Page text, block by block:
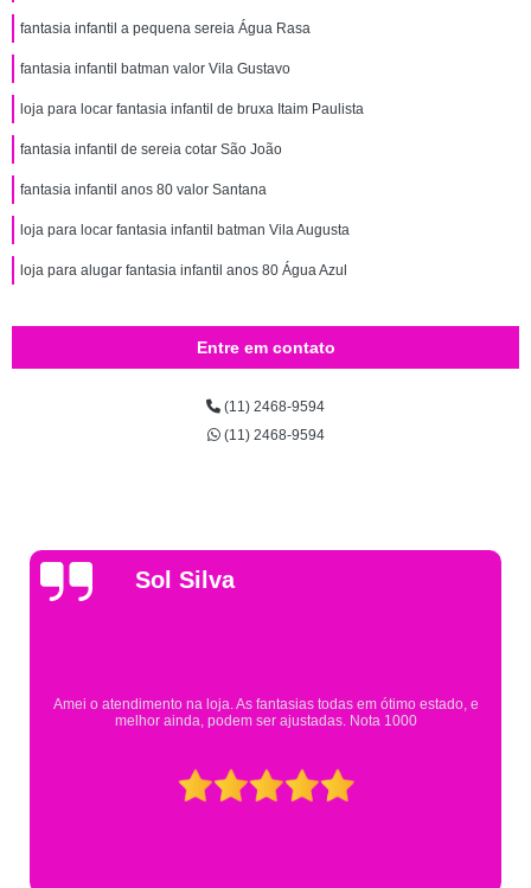
fantasia infantil a pequena sereia Água Rasa
fantasia infantil batman valor Vila Gustavo
loja para locar fantasia infantil de bruxa Itaim Paulista
fantasia infantil de sereia cotar São João
fantasia infantil anos 80 valor Santana
loja para locar fantasia infantil batman Vila Augusta
loja para alugar fantasia infantil anos 80 Água Azul
Entre em contato
(11) 2468-9594
(11) 2468-9594
Gsutavo Pinto
Pesquisei em mais de 20 lojas e só encontrei a fantasia de meu filho na
Eureka. Cheguei praticamente no horário em que estavam fechando e
mesmo assim fui muito bem atendido.